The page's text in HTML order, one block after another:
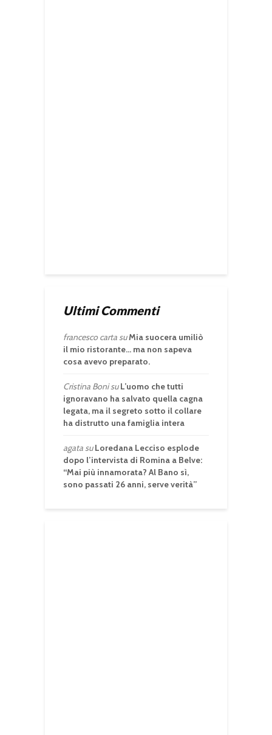
Ultimi Commenti
francesco cartasuMia suocera umiliò
il mio ristorante… ma non sapeva
cosa avevo preparato.
Cristina BonisuL’uomo che tutti
ignoravano ha salvato quella cagna
legata, ma il segreto sotto il collare
ha distrutto una famiglia intera
agatasuLoredana Lecciso esplode
dopo l’intervista di Romina a Belve:
“Mai più innamorata? Al Bano sì,
sono passati 26 anni, serve verità”